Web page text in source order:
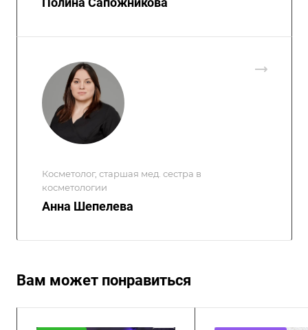
Косметолог, старшая мед. сестра в
косметологии
Анна Шепелева
Вам может понравиться